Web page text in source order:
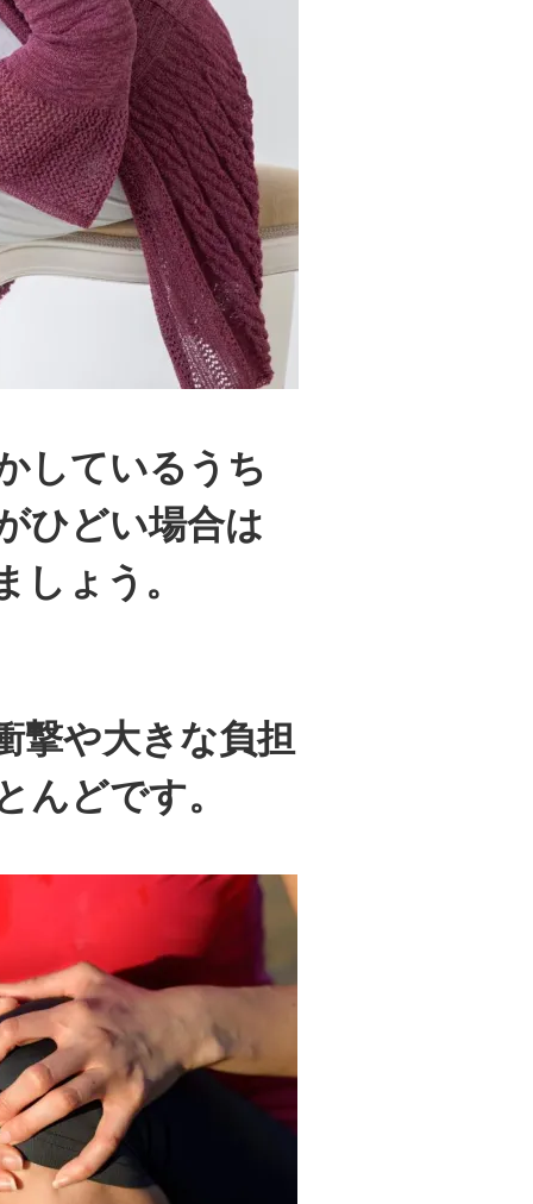
しているうち
ひどい場合は
しょう。
撃や大きな負担
んどです。